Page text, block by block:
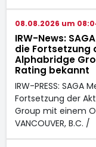
08.08.2026 um
IRW-News:
die Fortsetzung
Alphabridge
Rating bekannt
IRW-PRESS: SAGA
Fortsetzung der
Group mit einem
VANCOUVER, B.C. /